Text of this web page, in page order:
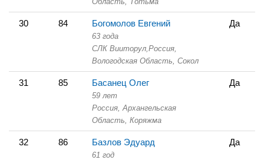
30 84 Богомолов Евгений
63 года
СЛК Вииторул, Россия,
Вологодская Область, Сокол
Да
31 85 Басанец Олег
59 лет
Россия, Архангельская
Область, Коряжма
Да
32 86 Базлов Эдуард
61 год
Да